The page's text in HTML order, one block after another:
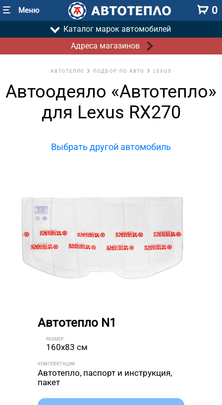
Меню 0
Каталог марок автомобилей
Адреса магазинов
АВТОТЕПЛО ПОДБОР ПО АВТО LEXUS
Автоодеяло «Автотепло»
для Lexus RX270
Выбрать другой автомобиль
Автотепло N1
РАЗМЕР
160x83 см
КОМПЛЕКТАЦИЯ
Автотепло, паспорт и инструкция,
пакет